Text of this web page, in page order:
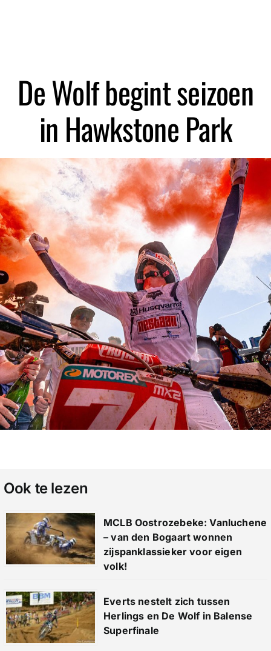
De Wolf begint seizoen
in Hawkstone Park
Ook te lezen
MCLB Oostrozebeke: Vanluchene
– van den Bogaart wonnen
zijspanklassieker voor eigen
volk!
Everts nestelt zich tussen
Herlings en De Wolf in Balense
Superfinale